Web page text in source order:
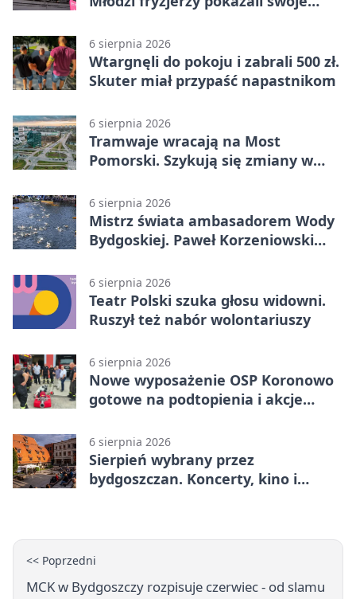
6 sierpnia 2026
Wtargnęli do pokoju i zabrali 500 zł.
Skuter miał przypaść napastnikom
6 sierpnia 2026
Tramwaje wracają na Most
Pomorski. Szykują się zmiany w
6 sierpnia 2026
Mistrz świata ambasadorem Wody
Bydgoskiej. Paweł Korzeniowski
6 sierpnia 2026
Teatr Polski szuka głosu widowni.
Ruszył też nabór wolontariuszy
6 sierpnia 2026
Nowe wyposażenie OSP Koronowo
gotowe na podtopienia i akcje
6 sierpnia 2026
Sierpień wybrany przez
bydgoszczan. Koncerty, kino i
<< Poprzedni
MCK w Bydgoszczy rozpisuje czerwiec - od slamu